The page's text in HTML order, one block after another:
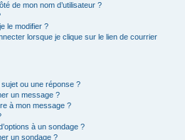
de mon nom d’utilisateur ?
le modifier ?
lorsque je clique sur le lien de courrier
ou une réponse ?
un message ?
à mon message ?
à un sondage ?
un sondage ?